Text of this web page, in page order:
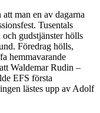
man en av dagarna
Tusentals
gudstjänster hölls
Föredrag hölls,
hemmavarande
Waldemar Rudin –
EFS första
lästes upp av Adolf